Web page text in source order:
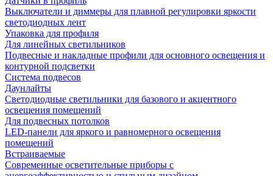
Выключатели и диммеры для плавной регулировки яркости
светодиодных лент
Упаковка для профиля
Для линейных светильников
Подвесные и накладные профили для основного освещения и
контурной подсветки
Система подвесов
Даунлайты
Светодиодные светильники для базового и акцентного
освещения помещений
Для подвесных потолков
LED-панели для яркого и равномерного освещения
помещений
Встраиваемые
Современные осветительные приборы с